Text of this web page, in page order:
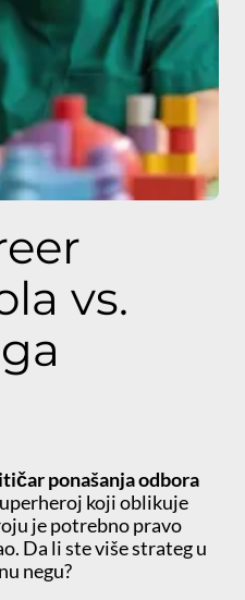
vs.
ponašanja odbora
koji oblikuje
je potrebno pravo
Da li ste više strateg u
negu?